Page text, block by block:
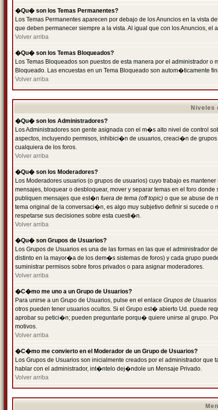
�Qu� son los Temas Permanentes?
Los Temas Permanentes aparecen por debajo de los Anuncios en la
que deben permanecer siempre a la vista. Al igual que con los Anuncios,
Volver arriba
�Qu� son los Temas Bloqueados?
Los Temas Bloqueados son puestos de esta manera por el administrador
Bloqueado. Las encuestas en un Tema Bloqueado son autom�ticamente
Volver arriba
Niveles
�Qu� son los Administradores?
Los Administradores son gente asignada con el m�s alto nivel de control
aspectos, incluyendo permisos, inhibici�n de usuarios, creaci�n de
cualquiera de los foros.
Volver arriba
�Qu� son los Moderadores?
Los Moderadores usuarios (o grupos de usuarios) cuyo trabajo es
mensajes, bloquear o desbloquear, mover y separar temas en el foro
publiquen mensajes que est�n fuera de tema (off topic) o que se abuse de
tema original de la conversaci�n, es algo muy subjetivo definir si sucede
respetarse sus decisiones sobre esta cuesti�n.
Volver arriba
�Qu� son Grupos de Usuarios?
Los Grupos de Usuarios es una de las formas en las que el administrador
distinto en la mayor�a de los dem�s sistemas de foros) y cada grupo
suministrar permisos sobre foros privados o para asignar moderadores.
Volver arriba
�C�mo me uno a un Grupo de Usuarios?
Para unirse a un Grupo de Usuarios, pulse en el enlace Grupos de Usuarios
otros pueden tener usuarios ocultos. Si el Grupo est� abierto Ud. puede
aprobar su petici�n; pueden preguntarle porqu� quiere unirse al grupo.
motivos.
Volver arriba
�C�mo me convierto en el Moderador de un Grupo de Usuarios?
Los Grupos de Usuarios son inicialmente creados por el administrador
hablar con el administrador, int�ntelo dej�ndole un Mensaje Privado.
Volver arriba